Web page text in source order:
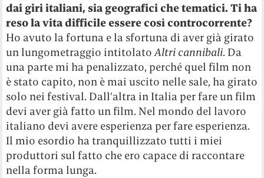
dai giri italiani, sia geografici che tematici. Ti ha
reso la vita difficile essere così controcorrente?
Ho avuto la fortuna e la sfortuna di aver già girato
un lungometraggio intitolatoAltri cannibali. Da
una parte mi ha penalizzato, perché quel film non
è stato capito, non è mai uscito nelle sale, ha girato
solo nei festival. Dall’altra in Italia per fare un film
devi aver già fatto un film. Nel mondo del lavoro
italiano devi avere esperienza per fare esperienza.
Il mio esordio ha tranquillizzato tutti i miei
produttori sul fatto che ero capace di raccontare
nella forma lunga.